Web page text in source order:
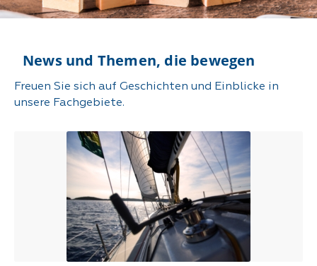
News und Themen, die bewegen
Freuen Sie sich auf Geschichten und Einblicke in
unsere Fachgebiete.